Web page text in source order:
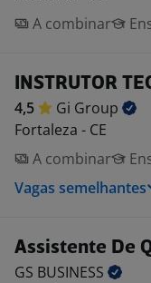
A combinar
INSTRUTOR
4,5 Gi Group
Fortaleza - CE
A combinar
Vagas semelhantes
Assistente De
GS BUSINESS